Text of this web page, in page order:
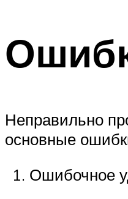
Неправильно
основные
Ошибочное